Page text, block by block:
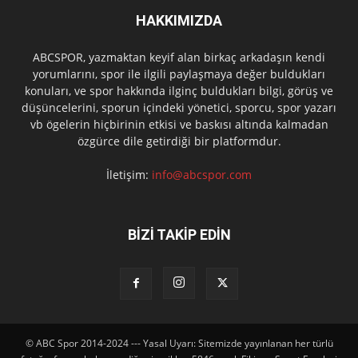
HAKKIMIZDA
ABCSPOR, yazmaktan keyif alan birkaç arkadaşın kendi
yorumlarını, spor ile ilgili paylaşmaya değer buldukları
konuları, ve spor hakkında ilginç buldukları bilgi, görüş ve
düşüncelerini, sporun içindeki yönetici, sporcu, spor yazarı
vb ögelerin hiçbirinin etkisi ve baskısı altında kalmadan
özgürce dile getirdiği bir platformdur.
İletişim: info@abcspor.com
BİZİ TAKİP EDİN
© ABC Spor 2014-2024 --- Yasal Uyarı: Sitemizde yayınlanan her türlü